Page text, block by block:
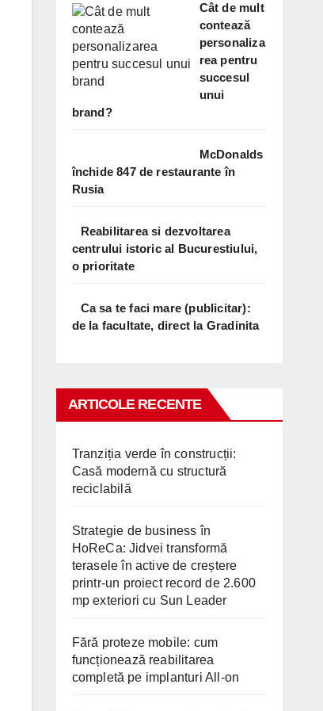
Cât de mult
contează
personaliza
rea pentru
succesul
unui
brand?
McDonalds
închide 847 de restaurante în
Rusia
Reabilitarea si dezvoltarea
centrului istoric al Bucurestiului,
o prioritate
Ca sa te faci mare (publicitar):
de la facultate, direct la Gradinita
ARTICOLE RECENTE
Tranziția verde în construcții:
Casă modernă cu structură
reciclabilă
Strategie de business în
HoReCa: Jidvei transformă
terasele în active de creștere
printr-un proiect record de 2.600
mp exteriori cu Sun Leader
Fără proteze mobile: cum
funcționează reabilitarea
completă pe implanturi All-on